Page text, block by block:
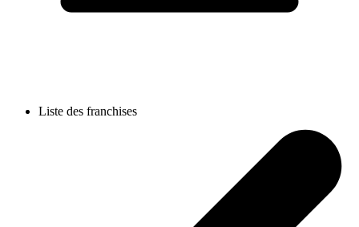
Liste des franchises